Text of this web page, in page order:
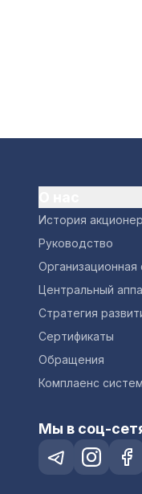
История
Руководство
Организационная
Центральный
Стратегия
Сертификаты
Обращения
Комплаенс
Мы в соц-